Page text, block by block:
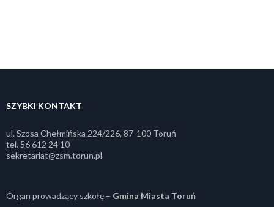
SZYBKI KONTAKT
ul. Szosa Chełmińska 224/226, 87-100 Toruń
tel. 56 612 24 10
sekretariat@zsm.torun.pl
Organ prowadzący szkołę – Gmina Miasta Toruń